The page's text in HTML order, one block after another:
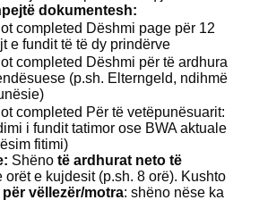
dokumentesh:
completed Dëshmi page për 12
e fundit të të dy prindërve
completed Dëshmi për të ardhura
(p.sh. Elterngeld, ndihmë
completed Për të vetëpunësuarit:
i fundit tatimor ose BWA aktuale
fitimi)
Shëno të ardhurat neto të
orët e kujdesit (p.sh. 8 orë). Kushto
vëllezër/motra: shëno nëse ka